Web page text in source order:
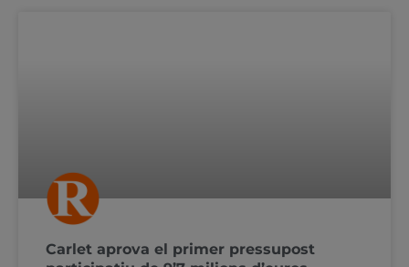
Carlet aprova el primer pressupost